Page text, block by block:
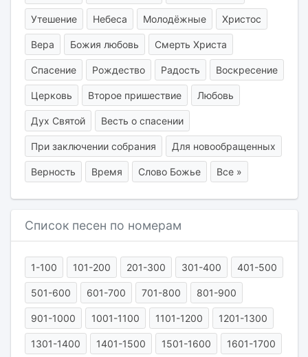
Утешение Небеса Молодёжные Христос
Вера Божия любовь Смерть Христа
Спасение Рождество Радость Воскресение
Церковь Второе пришествие Любовь
Дух Святой Весть о спасении
При заключении собрания Для новообращенных
Верность Время Слово Божье Все »
Список песен по номерам
1-100 101-200 201-300 301-400 401-500
501-600 601-700 701-800 801-900
901-1000 1001-1100 1101-1200 1201-1300
1301-1400 1401-1500 1501-1600 1601-1700